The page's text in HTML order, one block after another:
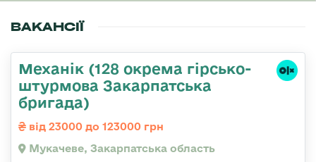
ВАКАНСІЇ
Механік (128 окрема гірсько-
штурмова Закарпатська
бригада)
від 23000 до 123000 грн
Мукачеве, Закарпатська область